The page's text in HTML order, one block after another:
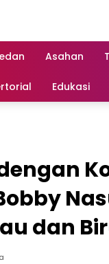
Asahan
Edukasi
dan